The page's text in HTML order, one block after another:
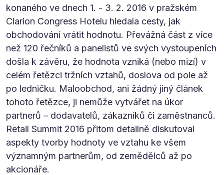
konaného ve dnech 1. - 3. 2. 2016 v pražském
Clarion Congress Hotelu hledala cesty, jak
obchodování vrátit hodnotu. Převážná část z více
než 120 řečníků a panelistů ve svých vystoupeních
došla k závěru, že hodnota vzniká (nebo mizí) v
celém řetězci tržních vztahů, doslova od pole až
po ledničku. Maloobchod, ani žádný jiný článek
tohoto řetězce, ji nemůže vytvářet na úkor
partnerů – dodavatelů, zákazníků či zaměstnanců.
Retail Summit 2016 přitom detailně diskutoval
aspekty tvorby hodnoty ve vztahu ke všem
významným partnerům, od zemědělců až po
akcionáře.